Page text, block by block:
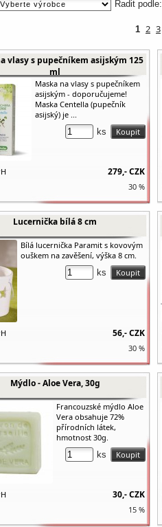
Řadit podle:
1 2 3
vlasy s pupečníkem asijským 125
ml
Maska na vlasy s pupečníkem
asijským - doporučujeme!
Maska Centella (pupečník
asijský) je ...
ks
279,-CZK
30 %
Lucernička bílá 8 cm
Bílá lucernička Paramit s kovovým
ouškem na zavěšení, výška 8 cm.
ks
56,-CZK
30 %
Mýdlo - Aloe Vera, 30g
Francouzské mýdlo Aloe
Vera obsahuje 72%
přírodních látek,
hmotnost 30g.
ks
30,-CZK
15 %